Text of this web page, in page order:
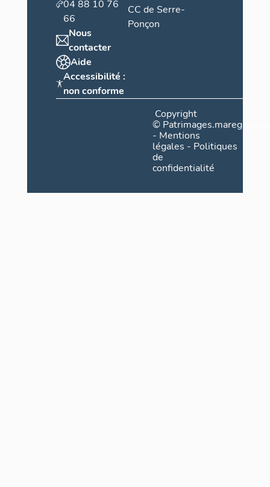
04 88 10 76
66
Nous
contacter
Aide
Accessibilité :
non conforme
CC de Serre-
Ponçon
Copyright
©
- Mentions
légales - Politiques
de
confidentialité